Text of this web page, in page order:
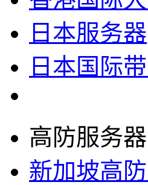
日本服务器
日本国际
高防服务器
新加坡高